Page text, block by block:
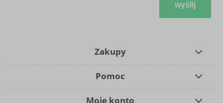
wyślij
Zakupy
Pomoc
Moje konto